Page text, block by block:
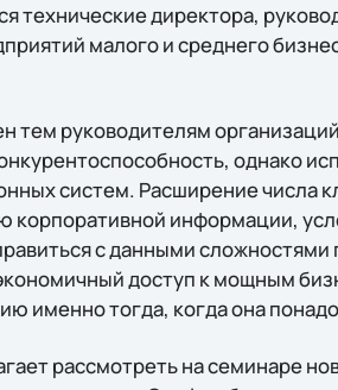
технические директора,
малого и среднего
тем руководителям
однако
систем. Расширение числа
корпоративной информации,
с данными
доступ к мощным
именно тогда, когда она
рассмотреть на семинаре